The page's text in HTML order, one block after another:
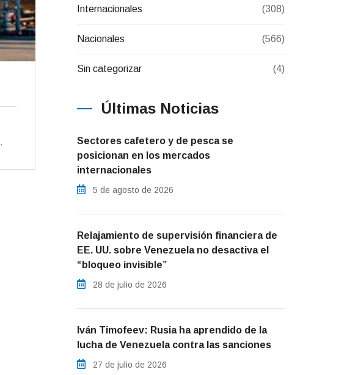
.
Internacionales (308)
Nacionales (566)
Sin categorizar (4)
Últimas Noticias
Sectores cafetero y de pesca se
posicionan en los mercados
internacionales
5 de agosto de 2026
Relajamiento de supervisión financiera de
EE. UU. sobre Venezuela no desactiva el
“bloqueo invisible”
28 de julio de 2026
Iván Timofeev: Rusia ha aprendido de la
lucha de Venezuela contra las sanciones
27 de julio de 2026